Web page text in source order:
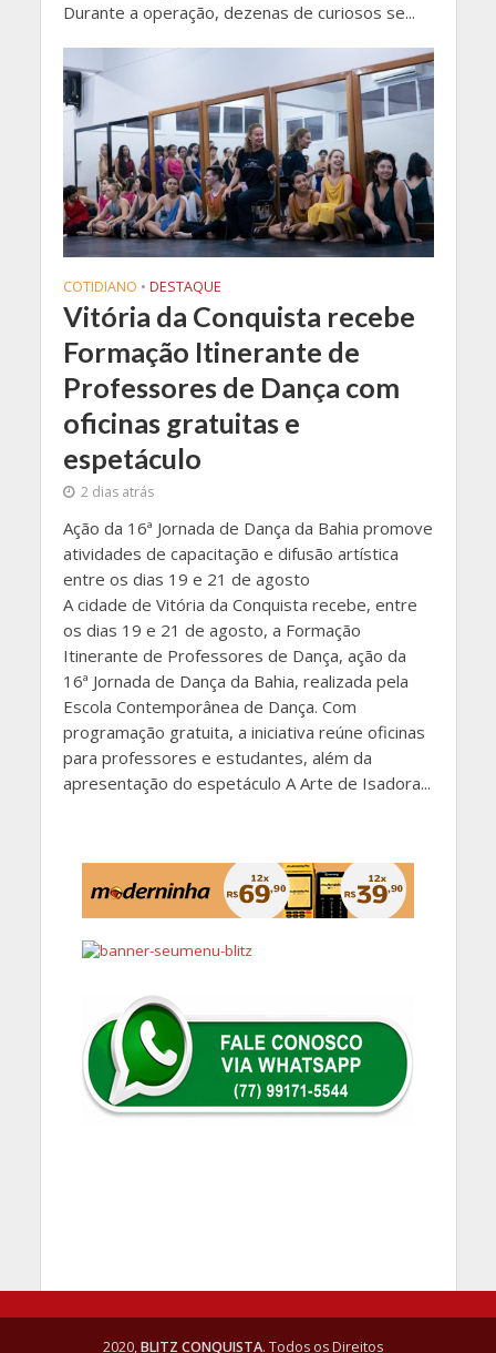
Durante a operação, dezenas de curiosos se...
COTIDIANO • DESTAQUE
Vitória da Conquista recebe
Formação Itinerante de
Professores de Dança com
oficinas gratuitas e
espetáculo
2 dias atrás
Ação da 16ª Jornada de Dança da Bahia promove
atividades de capacitação e difusão artística
entre os dias 19 e 21 de agosto
A cidade de Vitória da Conquista recebe, entre
os dias 19 e 21 de agosto, a Formação
Itinerante de Professores de Dança, ação da
16ª Jornada de Dança da Bahia, realizada pela
Escola Contemporânea de Dança. Com
programação gratuita, a iniciativa reúne oficinas
para professores e estudantes, além da
apresentação do espetáculo A Arte de Isadora...
2020,BLITZ CONQUISTA. Todos os Direitos